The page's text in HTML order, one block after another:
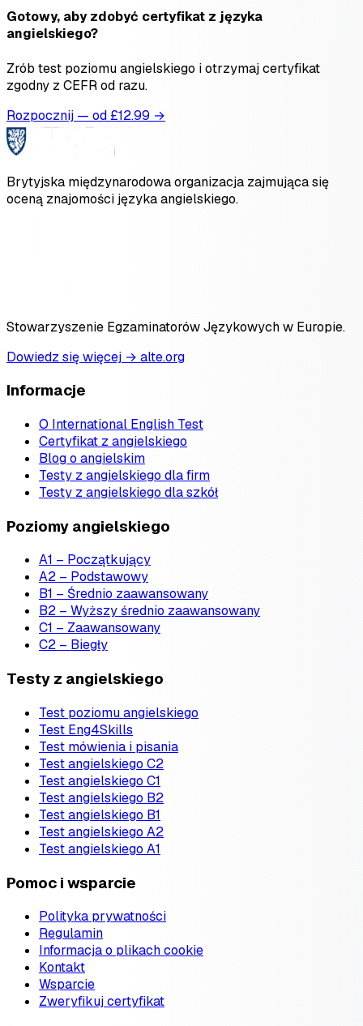
Gotowy, aby zdobyć certyfikat z języka
angielskiego?
Zrób test poziomu angielskiego i otrzymaj certyfikat
zgodny z CEFR od razu.
Rozpocznij — od £12.99 →
Brytyjska międzynarodowa organizacja zajmująca się
oceną znajomości języka angielskiego.
Stowarzyszenie Egzaminatorów Językowych w Europie.
Dowiedz się więcej → alte.org
Informacje
O International English Test
Certyfikat z angielskiego
Blog o angielskim
Testy z angielskiego dla firm
Testy z angielskiego dla szkół
Poziomy angielskiego
A1 – Początkujący
A2 – Podstawowy
B1 – Średnio zaawansowany
B2 – Wyższy średnio zaawansowany
C1 – Zaawansowany
C2 – Biegły
Testy z angielskiego
Test poziomu angielskiego
Test Eng4Skills
Test mówienia i pisania
Test angielskiego C2
Test angielskiego C1
Test angielskiego B2
Test angielskiego B1
Test angielskiego A2
Test angielskiego A1
Pomoc i wsparcie
Polityka prywatności
Regulamin
Informacja o plikach cookie
Kontakt
Wsparcie
Zweryfikuj certyfikat